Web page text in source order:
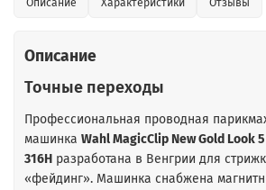
Описание
Точные переходы
Профессиональная проводная
машинка Wahl MagicClip New Gold Look
316H разработана в Венгрии для
«фейдинг». Машинка снабжена